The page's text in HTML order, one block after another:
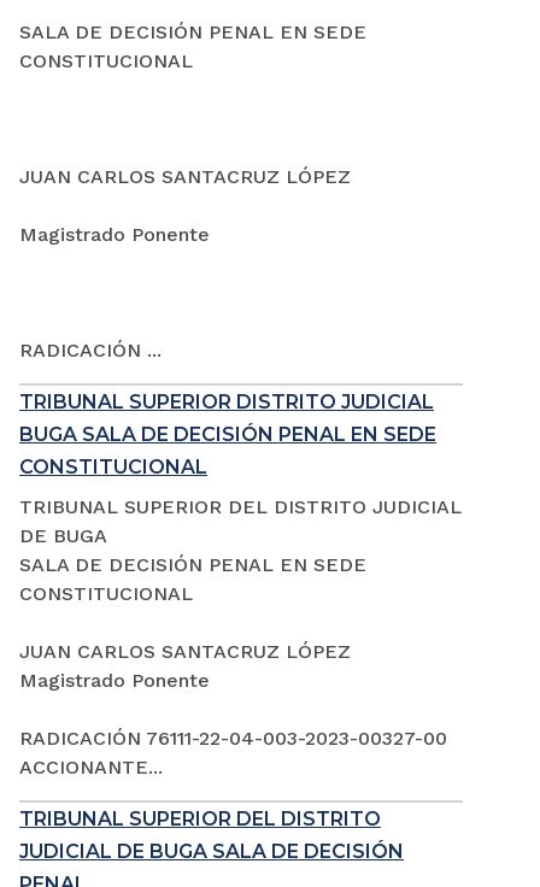
SALA DE DECISIÓN PENAL EN SEDE
CONSTITUCIONAL
JUAN CARLOS SANTACRUZ LÓPEZ
Magistrado Ponente
RADICACIÓN ...
TRIBUNAL SUPERIOR DISTRITO JUDICIAL
BUGA SALA DE DECISIÓN PENAL EN SEDE
CONSTITUCIONAL
TRIBUNAL SUPERIOR DEL DISTRITO JUDICIAL
DE BUGA
SALA DE DECISIÓN PENAL EN SEDE
CONSTITUCIONAL
JUAN CARLOS SANTACRUZ LÓPEZ
Magistrado Ponente
RADICACIÓN 76111-22-04-003-2023-00327-00
ACCIONANTE...
TRIBUNAL SUPERIOR DEL DISTRITO
JUDICIAL DE BUGA SALA DE DECISIÓN